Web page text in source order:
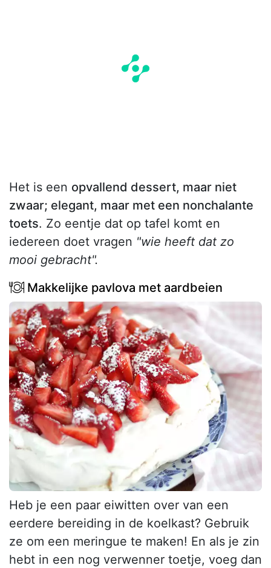
Het is een opvallend dessert, maar niet
zwaar; elegant, maar met een nonchalante
toets. Zo eentje dat op tafel komt en
iedereen doet vragen "wie heeft dat zo
mooi gebracht".
Makkelijke pavlova met aardbeien
Heb je een paar eiwitten over van een
eerdere bereiding in de koelkast? Gebruik
ze om een meringue te maken! En als je zin
hebt in een nog verwenner toetje, voeg dan